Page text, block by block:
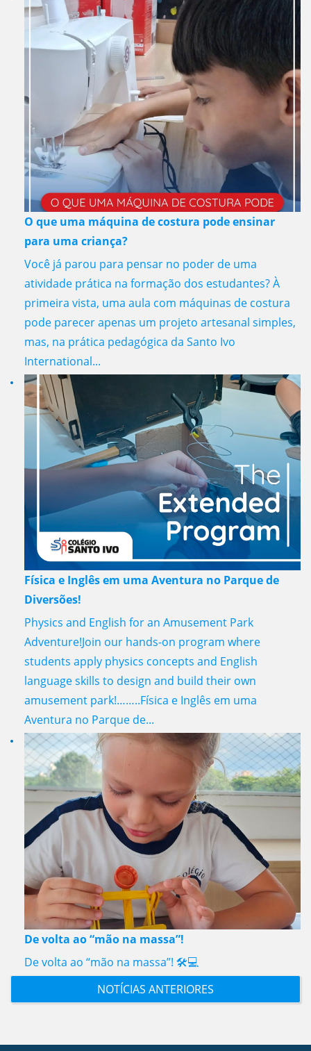
O que uma máquina de costura pode ensinar
para uma criança?
Você já parou para pensar no poder de uma
atividade prática na formação dos estudantes? À
primeira vista, uma aula com máquinas de costura
pode parecer apenas um projeto artesanal simples,
mas, na prática pedagógica da Santo Ivo
International...
Física e Inglês em uma Aventura no Parque de
Diversões!
Physics and English for an Amusement Park
Adventure!Join our hands-on program where
students apply physics concepts and English
language skills to design and build their own
amusement park!……..Física e Inglês em uma
Aventura no Parque de...
De volta ao “mão na massa”!
De volta ao “mão na massa”! 🛠️💻
NOTÍCIAS ANTERIORES